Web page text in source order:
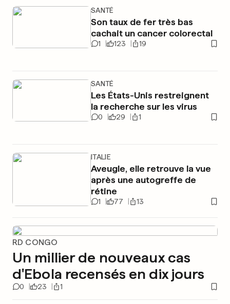
SANTÉ
Son taux de fer très bas
cachait un cancer colorectal
1 123 19
SANTÉ
Les États-Unis restreignent
la recherche sur les virus
0 29 1
ITALIE
Aveugle, elle retrouve la vue
après une autogreffe de
rétine
1 77 13
RD CONGO
Un millier de nouveaux cas
d'Ebola recensés en dix jours
0 23 1